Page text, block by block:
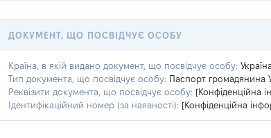
ДОКУМЕНТ, ЩО ПОСВІДЧУЄ ОСОБУ
Країна, в якій видано документ, що посвідчує особу: Україна
Тип документа, що посвідчує особу: Паспорт громадянина
Реквізити документа, що посвідчує особу: [Конфіденційна
Ідентифікаційний номер (за наявності): [Конфіденційна